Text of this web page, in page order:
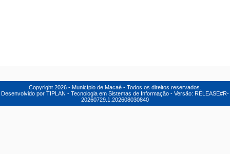
Copyright 2026 - Município de Macaé - Todos os direitos reservados.
Desenvolvido por TIPLAN - Tecnologia em Sistemas de Informação - Versão: RELEASE#R-
20260729.1.202608030840